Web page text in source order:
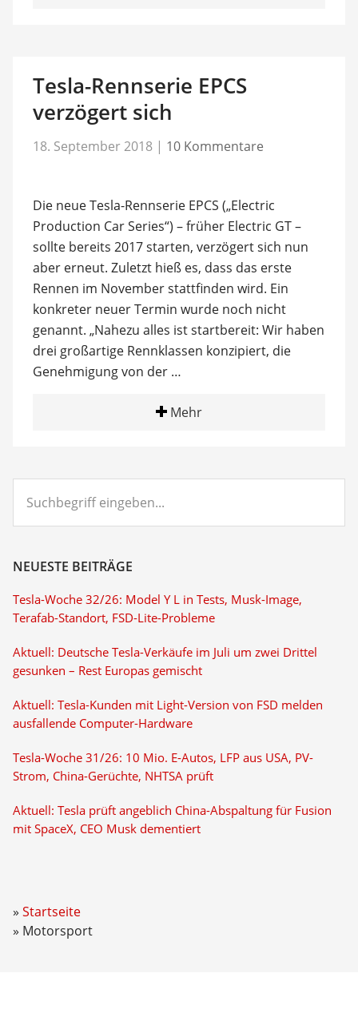
Tesla-Rennserie EPCS
verzögert sich
18. September 2018 | 10 Kommentare
Die neue Tesla-Rennserie EPCS („Electric
Production Car Series“) – früher Electric GT –
sollte bereits 2017 starten, verzögert sich nun
aber erneut. Zuletzt hieß es, dass das erste
Rennen im November stattfinden wird. Ein
konkreter neuer Termin wurde noch nicht
genannt. „Nahezu alles ist startbereit: Wir haben
drei großartige Rennklassen konzipiert, die
Genehmigung von der …
Mehr
eingeben...
NEUESTE BEITRÄGE
Tesla-Woche 32/26: Model Y L in Tests, Musk-Image,
Terafab-Standort, FSD-Lite-Probleme
Aktuell: Deutsche Tesla-Verkäufe im Juli um zwei Drittel
gesunken – Rest Europas gemischt
Aktuell: Tesla-Kunden mit Light-Version von FSD melden
ausfallende Computer-Hardware
Tesla-Woche 31/26: 10 Mio. E-Autos, LFP aus USA, PV-
Strom, China-Gerüchte, NHTSA prüft
Aktuell: Tesla prüft angeblich China-Abspaltung für Fusion
mit SpaceX, CEO Musk dementiert
Startseite
Motorsport